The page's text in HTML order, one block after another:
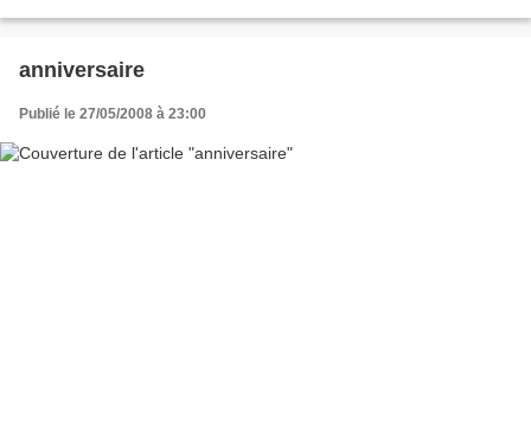
anniversaire
Publié le 27/05/2008 à 23:00